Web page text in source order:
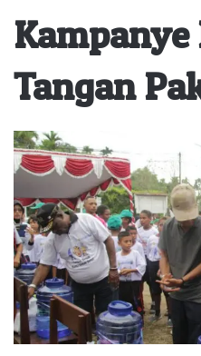
Kampanye
Tangan